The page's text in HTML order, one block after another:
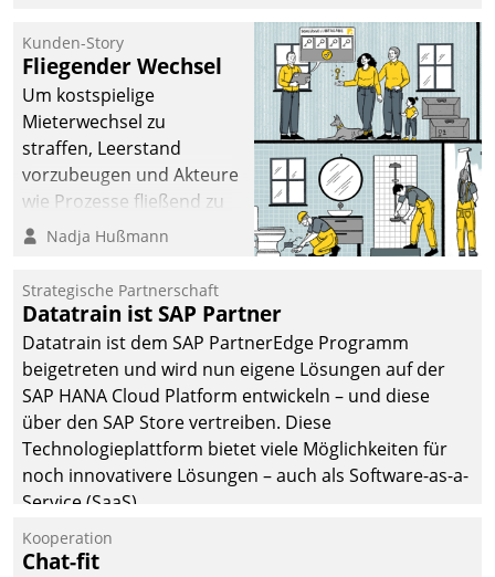
Unternehmen.
Kunden-Story
Fliegender Wechsel
Um kostspielige
Mieterwechsel zu
straffen, Leerstand
vorzubeugen und Akteure
wie Prozesse fließend zu
vernetzen, nutzt die
Jahresbeginn eine
Überblick, Einsicht und
Eingriff bietende Lösung.
Zur Entwicklung setzte
man auf
Cloudtechnologie,
bewährte und Startup-
Partner sowie erstmals
agile Projektmethoden.
Nadja Hußmann
Strategische Partnerschaft
Datatrain ist SAP Partner
Datatrain ist dem SAP PartnerEdge Programm
beigetreten und wird nun eigene Lösungen auf der
SAP HANA Cloud Platform entwickeln – und diese
über den SAP Store vertreiben. Diese
Technologieplattform bietet viele Möglichkeiten für
noch innovativere Lösungen – auch als Software-as-a-
Service (SaaS).
Kooperation
Chat-fit